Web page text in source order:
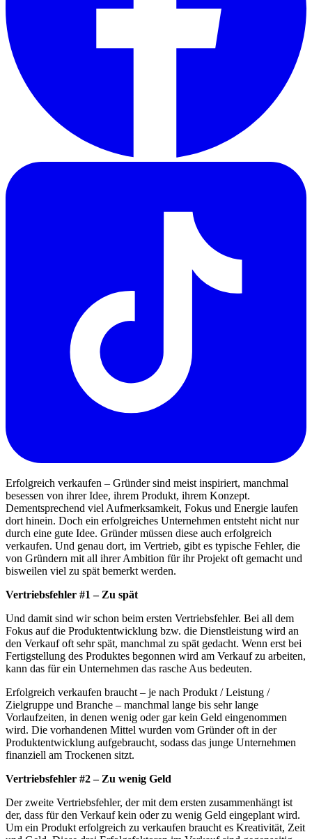
Erfolgreich verkaufen – Gründer sind meist inspiriert, manchmal
besessen von ihrer Idee, ihrem Produkt, ihrem Konzept.
Dementsprechend viel Aufmerksamkeit, Fokus und Energie laufen
dort hinein. Doch ein erfolgreiches Unternehmen entsteht nicht nur
durch eine gute Idee. Gründer müssen diese auch erfolgreich
verkaufen. Und genau dort, im Vertrieb, gibt es typische Fehler, die
von Gründern mit all ihrer Ambition für ihr Projekt oft gemacht und
bisweilen viel zu spät bemerkt werden.
Vertriebsfehler #1 – Zu spät
Und damit sind wir schon beim ersten Vertriebsfehler. Bei all dem
Fokus auf die Produktentwicklung bzw. die Dienstleistung wird an
den Verkauf oft sehr spät, manchmal zu spät gedacht. Wenn erst bei
Fertigstellung des Produktes begonnen wird am Verkauf zu arbeiten,
kann das für ein Unternehmen das rasche Aus bedeuten.
Erfolgreich verkaufen braucht – je nach Produkt / Leistung /
Zielgruppe und Branche – manchmal lange bis sehr lange
Vorlaufzeiten, in denen wenig oder gar kein Geld eingenommen
wird. Die vorhandenen Mittel wurden vom Gründer oft in der
Produktentwicklung aufgebraucht, sodass das junge Unternehmen
finanziell am Trockenen sitzt.
Vertriebsfehler #2 – Zu wenig Geld
Der zweite Vertriebsfehler, der mit dem ersten zusammenhängt ist
der, dass für den Verkauf kein oder zu wenig Geld eingeplant wird.
Um ein Produkt erfolgreich zu verkaufen braucht es Kreativität, Zeit